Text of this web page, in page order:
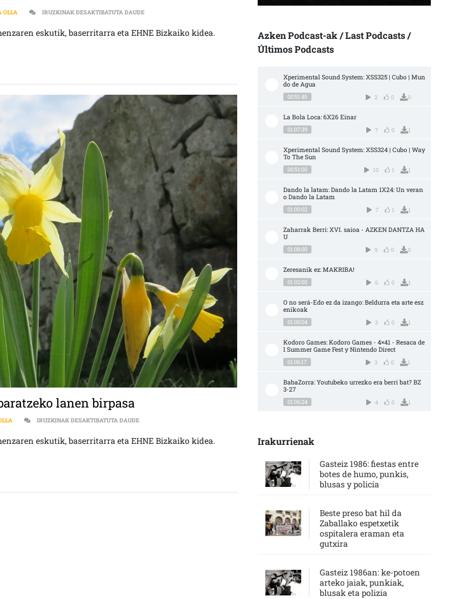
OLLA IRUZKINAK DESAKTIBATUTA DAUDEAGROEKOLOGIA | LANDAKETEN GARAIA! SARRERAN
eskutik, baserritarra eta EHNE Bizkaiko kidea.
lanen birpasa
IRUZKINAK DESAKTIBATUTA DAUDEAGROEKOLOGIA | UDABERRI HASIERAKO BARATZEKO LANEN BIRPASA SARRERAN
eskutik, baserritarra eta EHNE Bizkaiko kidea.
Azken Podcast-ak / Last Podcasts /
Últimos Podcasts
Xperimental Sound System: XSS325 | Cubo | Mun
do de Agua
00:51:45 2 0 0
La Bola Loca: 6X26 Einar
01:07:39 7 0 1
Xperimental Sound System: XSS324 | Cubo | Way
To The Sun
00:51:00 10 1 1
Dando la latam: Dando la Latam 1X24: Un veran
o Dando la Latam
01:00:02 7 1 1
Zaharrak Berri: XVI. saioa - AZKEN DANTZA HA
U
01:08:00 9 0 0
Zeresanik ez: MAKRIBA!
01:02:00 6 0 1
O no será-Edo ez da izango: Beldurra eta arte esz
enikoak
01:00:04 3 0 1
Kodoro Games: Kodoro Games - 4×41 - Resaca de
l Summer Game Fest y Nintendo Direct
01:06:17 3 0 1
BabaZorra: Youtubeko urrezko era berri bat? BZ
3-27
01:06:24 4 0 1
Irakurrienak
Gasteiz 1986: fiestas entre
botes de humo, punkis,
blusas y policía
Beste preso bat hil da
Zaballako espetxetik
ospitalera eraman eta
gutxira
Gasteiz 1986an: ke-potoen
arteko jaiak, punkiak,
blusak eta polizia